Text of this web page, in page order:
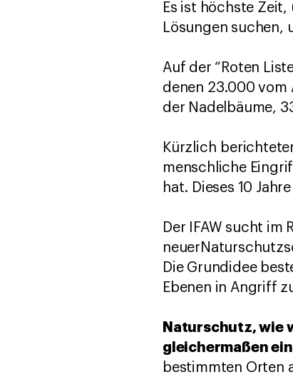
Es ist höchste
Lösungen suchen,
Auf der “Roten
denen 23.000 vom
der Nadelbäume,
Kürzlich
menschliche
hat. Dieses 10
Der IFAW sucht im
Die Grundidee
Ebenen in Angriff
Naturschutz, wie
gleichermaßen
bestimmten Orten